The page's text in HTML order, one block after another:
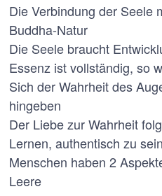
Die Verbindung der Seele
Buddha-Natur
Die Seele braucht
Essenz ist vollständig, so
Sich der Wahrheit des
hingeben
Der Liebe zur Wahrheit
Lernen, authentisch zu sein
Menschen haben 2
Leere